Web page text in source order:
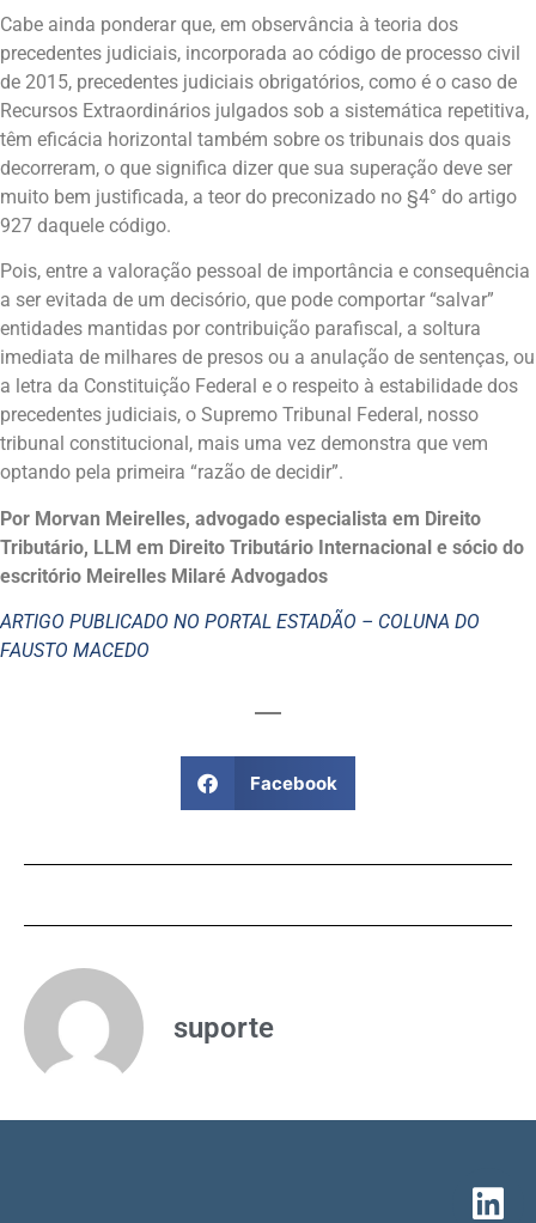
Cabe ainda ponderar que, em observância à teoria dos
precedentes judiciais, incorporada ao código de processo civil
de 2015, precedentes judiciais obrigatórios, como é o caso de
Recursos Extraordinários julgados sob a sistemática repetitiva,
têm eficácia horizontal também sobre os tribunais dos quais
decorreram, o que significa dizer que sua superação deve ser
muito bem justificada, a teor do preconizado no §4° do artigo
927 daquele código.
Pois, entre a valoração pessoal de importância e consequência
a ser evitada de um decisório, que pode comportar “salvar”
entidades mantidas por contribuição parafiscal, a soltura
imediata de milhares de presos ou a anulação de sentenças, ou
a letra da Constituição Federal e o respeito à estabilidade dos
precedentes judiciais, o Supremo Tribunal Federal, nosso
tribunal constitucional, mais uma vez demonstra que vem
optando pela primeira “razão de decidir”.
Por Morvan Meirelles, advogado especialista em Direito
Tributário, LLM em Direito Tributário Internacional e sócio do
escritório Meirelles Milaré Advogados
ARTIGO PUBLICADO NO PORTAL ESTADÃO – COLUNA DO
FAUSTO MACEDO
Facebook
suporte